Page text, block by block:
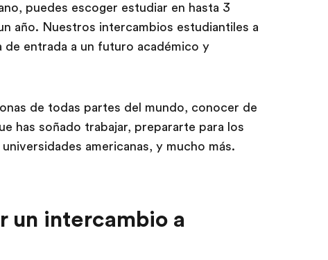
puedes escoger estudiar en hasta 3
año. Nuestros intercambios estudiantiles a
de entrada a un futuro académico y
de todas partes del mundo, conocer de
has soñado trabajar, prepararte para los
americanas, y mucho más.
un intercambio a